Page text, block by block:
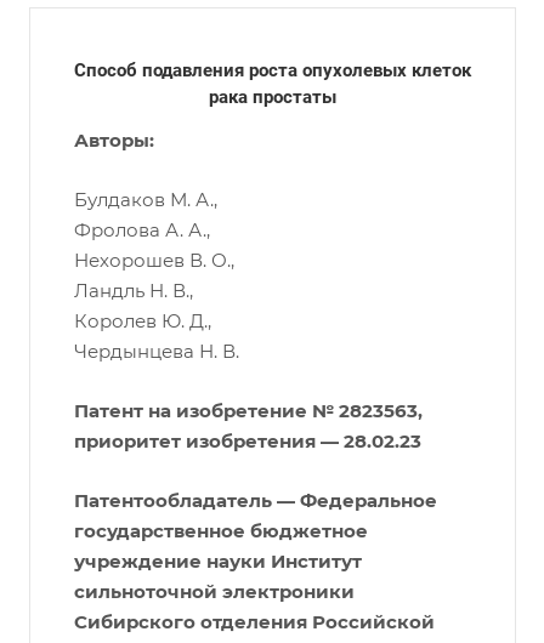
Способ подавления роста опухолевых клеток
рака простаты
Авторы:
Булдаков М. А.,
Фролова А. А.,
Нехорошев В. О.,
Ландль Н. В.,
Королев Ю. Д.,
Чердынцева Н. В.
Патент на изобретение № 2823563,
приоритет изобретения — 28.02.23
Патентообладатель — Федеральное
государственное бюджетное
учреждение науки Институт
сильноточной электроники
Сибирского отделения Российской